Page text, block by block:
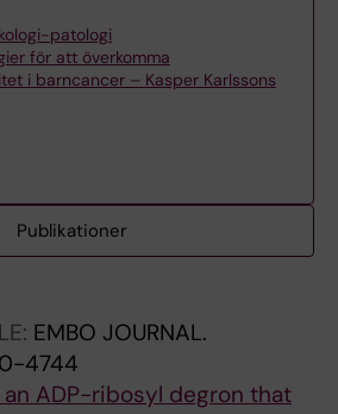
patologi
för att överkomma
i barncancer – Kasper Karlssons
Publikationer
EMBO JOURNAL.
4744
an ADP-ribosyl degron that